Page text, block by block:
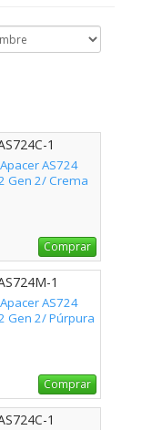
1
AS724
Gen 2/ Crema
Comprar
1
AS724
Gen 2/ Púrpura
Comprar
1